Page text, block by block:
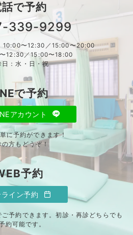
話で予約
339-9299
10:00〜12:30／15:00〜20:00
12:30／15:00〜18:00
日：水・日・祝
で予約
アカウント
に予約ができます！
の方もどうぞ！
予約
イン予約
予約できます。初診・再診どちらでも
約可能です。